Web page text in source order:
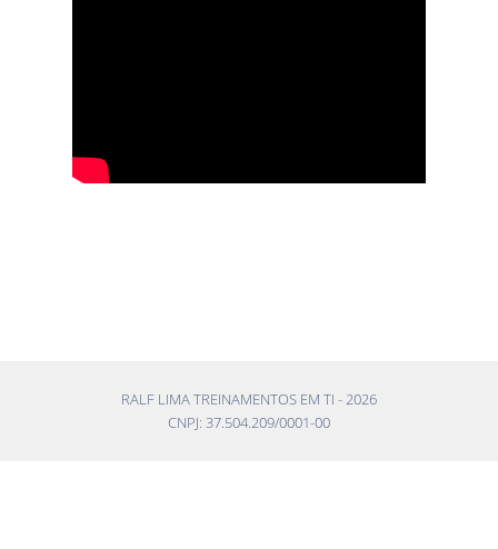
RALF LIMA TREINAMENTOS EM TI -2026
CNPJ: 37.504.209/0001-00